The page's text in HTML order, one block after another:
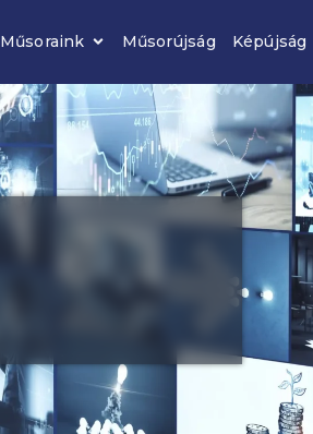
Műsoraink Műsorújság Képújság